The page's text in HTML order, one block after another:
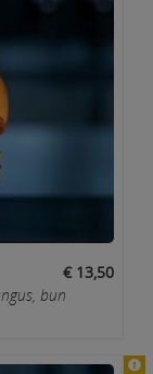
€ 13,50
bun